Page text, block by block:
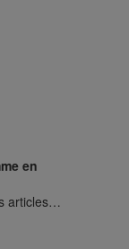
en
articles…